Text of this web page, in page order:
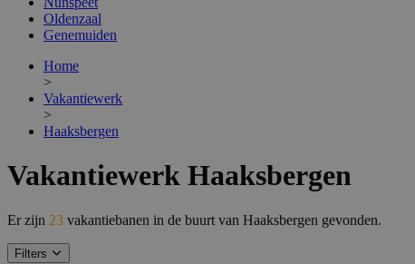
Oldenzaal
Genemuiden
Home
>
Vakantiewerk
>
Haaksbergen
Vakantiewerk Haaksbergen
Er zijn 23 vakantiebanen in de buurt van Haaksbergen gevonden.
Filters